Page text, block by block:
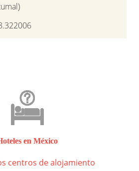
en México
centros de alojamiento